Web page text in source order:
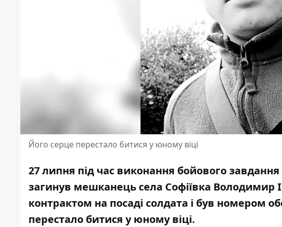
Його серце перестало битися у юному віці
27 липня під час виконання бойового
загинув мешканець села Софіївка Володимир
контрактом на посаді солдата і був номером
перестало битися у юному віці.